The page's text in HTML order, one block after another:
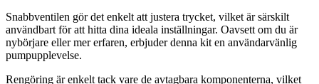
Snabbventilen gör det enkelt att justera trycket, vilket är särskilt
användbart för att hitta dina ideala inställningar. Oavsett om du är
nybörjare eller mer erfaren, erbjuder denna kit en användarvänlig
pumpupplevelse.
Rengöring är enkelt tack vare de avtagbara komponenterna, vilket